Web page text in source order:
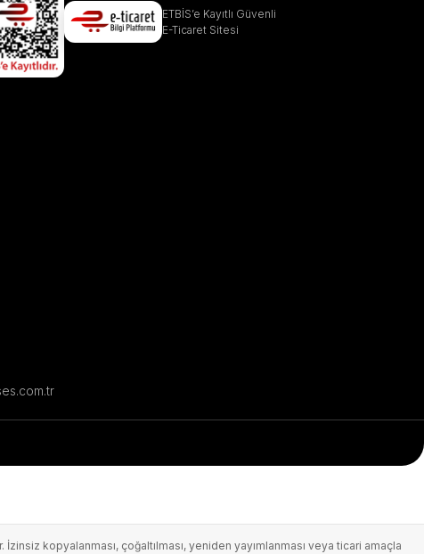
ETBİS’e Kayıtlı Güvenli
E-Ticaret Sitesi
kopyalanması, çoğaltılması, yeniden yayımlanması veya ticari amaçla